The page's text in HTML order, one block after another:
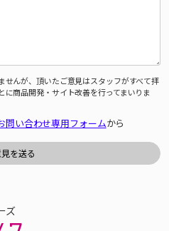
せんが、頂いたご意見はスタッフがすべて拝
に商品開発・サイト改善を行ってまいりま
問い合わせ専用フォームから
ズ